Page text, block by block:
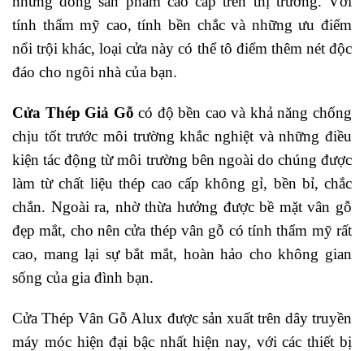
tính thẩm mỹ cao, tính bền chắc và những ưu điểm
nổi trội khác, loại cửa này có thể tô điểm thêm nét độc
đáo cho ngôi nhà của bạn.
Cửa Thép Giả Gỗ có độ bền cao và khả năng chống
chịu tốt trước môi trường khắc nghiệt và những điều
kiện tác động từ môi trường bên ngoài do chúng được
làm từ chất liệu thép cao cấp không gỉ, bền bỉ, chắc
chắn. Ngoài ra, nhờ thừa hưởng được bề mặt vân gỗ
đẹp mắt, cho nên cửa thép vân gỗ có tính thẩm mỹ rất
cao, mang lại sự bắt mắt, hoàn hảo cho không gian
sống của gia đình bạn.
Cửa Thép Vân Gỗ Alux được sản xuất trên dây truyền
máy móc hiện đại bậc nhất hiện nay, với các thiết bị